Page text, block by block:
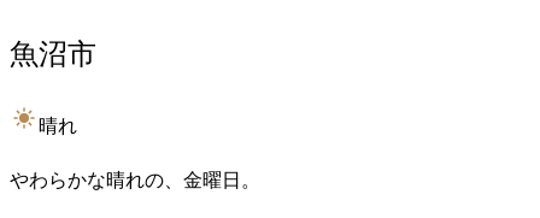
魚沼市
晴れ
やわらかな晴れの、金曜日。